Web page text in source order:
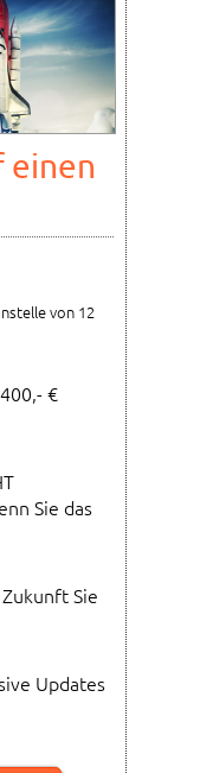
einen
von 12
€
Sie das
Sie
Updates